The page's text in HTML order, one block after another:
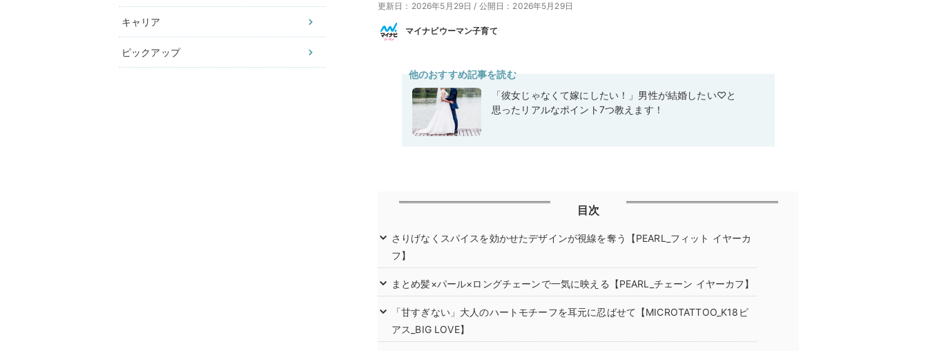
キャリア
ピックアップ
更新日：2026年5月29日 / 公開日：2026年5月29日
マイナビウーマン子育て
他のおすすめ記事を読む
「彼女じゃなくて嫁にしたい！」男性が結婚したい♡と
思ったリアルなポイント7つ教えます！
目次
さりげなくスパイスを効かせたデザインが視線を奪う【PEARL_フィット イヤーカ
フ】
まとめ髪×パール×ロングチェーンで一気に映える【PEARL_チェーン イヤーカフ】
「甘すぎない」大人のハートモチーフを耳元に忍ばせて【MICROTATTOO_K18ピ
アス_BIG LOVE】